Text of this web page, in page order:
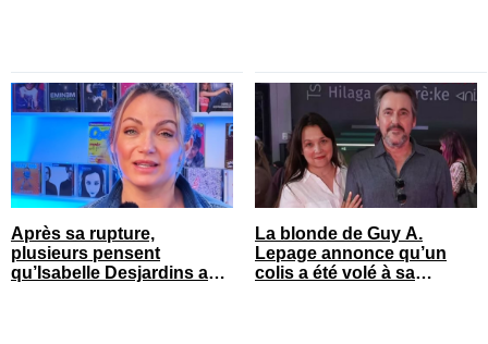
Après sa rupture,
plusieurs pensent
qu’Isabelle Desjardins a
La blonde de Guy A.
Lepage annonce qu’un
colis a été volé à sa